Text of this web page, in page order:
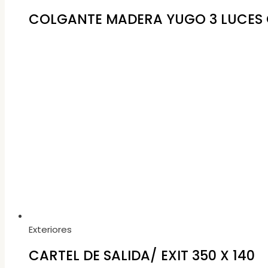
COLGANTE MADERA YUGO 3
Exteriores
CARTEL DE SALIDA/ EXIT 350 X 140